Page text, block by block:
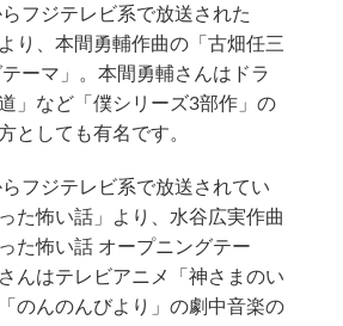
らフジテレビ系で放送された
り、本間勇輔作曲の「古畑任三
ーマ」。本間勇輔さんはドラ
」など「僕シリーズ3部作」の
としても有名です。
らフジテレビ系で放送されてい
た怖い話」より、水谷広実作曲
た怖い話 オープニングテー
んはテレビアニメ「神さまのい
のんのんびより」の劇中音楽の